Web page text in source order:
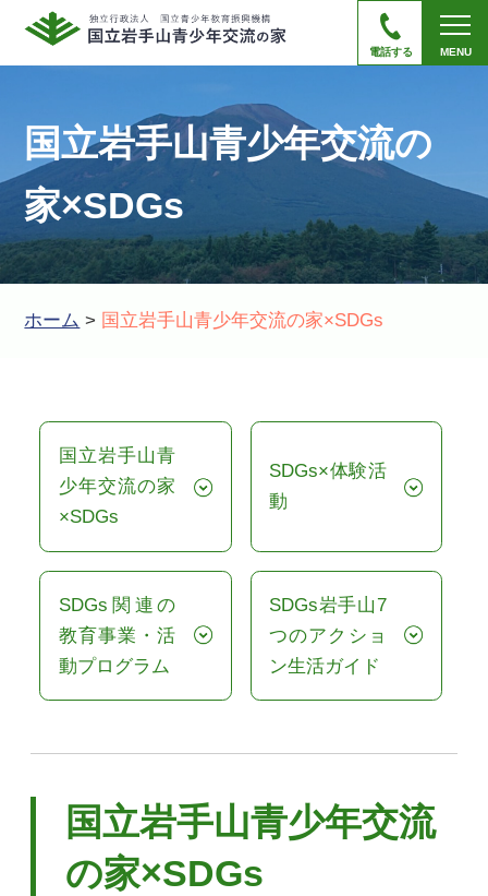
電話する MENU
国立岩手山青少年交流の
家×SDGs
ホーム > 国立岩手山青少年交流の家×SDGs
国立岩手山青
少年交流の家
×SDGs
SDGs×体験活
動
SDGs関連の
教育事業・活
動プログラム
SDGs岩手山7
つのアクショ
ン生活ガイド
国立岩手山青少年交流
の家×SDGs